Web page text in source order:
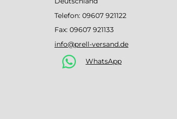
Telefon: 09607 921122
Fax: 09607 921133
info@prell-versand.de
WhatsApp